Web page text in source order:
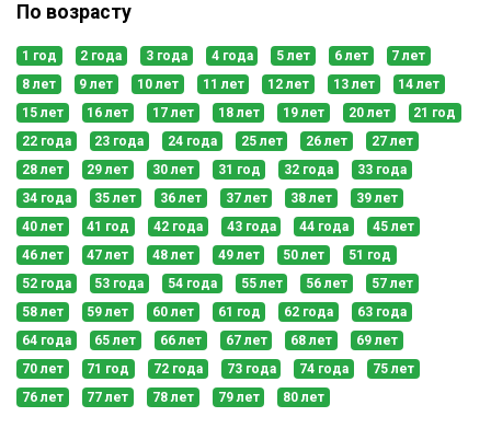
По возрасту
1 год 2 года 3 года 4 года 5 лет 6 лет
7 лет
8 лет
9 лет 10 лет 11 лет 12 лет 13 лет
14 лет
15 лет
16 лет 17 лет 18 лет 19 лет 20 лет
21 год
22 года
23 года 24 года 25 лет 26 лет
27 лет
28 лет
29 лет 30 лет 31 год 32 года
33 года
34 года
35 лет 36 лет 37 лет 38 лет
39 лет
40 лет
41 год 42 года 43 года 44 года
45 лет
46 лет
47 лет 48 лет 49 лет 50 лет
51 год
52 года
53 года 54 года 55 лет 56 лет
57 лет
58 лет
59 лет 60 лет 61 год 62 года
63 года
64 года
65 лет 66 лет 67 лет 68 лет
69 лет
70 лет
71 год 72 года 73 года 74 года
75 лет
76 лет
77 лет 78 лет 79 лет 80 лет